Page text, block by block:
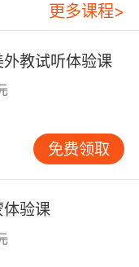
消费者才有就业
their attention
干什么
look like it, but
更多课程>
教试听体验课
免费领取
验课